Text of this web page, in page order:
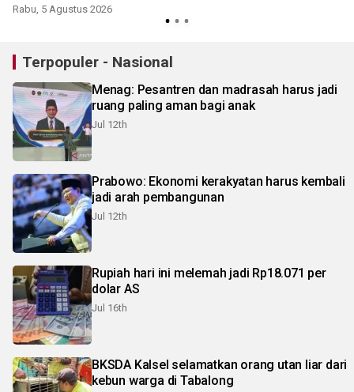
Rabu, 5 Agustus 2026
Terpopuler - Nasional
Menag: Pesantren dan madrasah harus jadi
ruang paling aman bagi anak
Jul 12th
Prabowo: Ekonomi kerakyatan harus kembali
jadi arah pembangunan
Jul 12th
Rupiah hari ini melemah jadi Rp18.071 per
dolar AS
Jul 16th
BKSDA Kalsel selamatkan orang utan liar dari
kebun warga di Tabalong